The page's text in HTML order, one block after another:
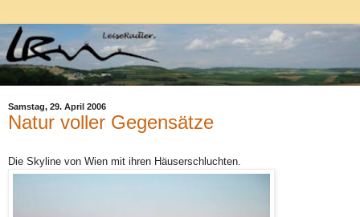
Samstag, 29. April 2006
Natur voller Gegensätze
Die Skyline von Wien mit ihren Häuserschluchten.